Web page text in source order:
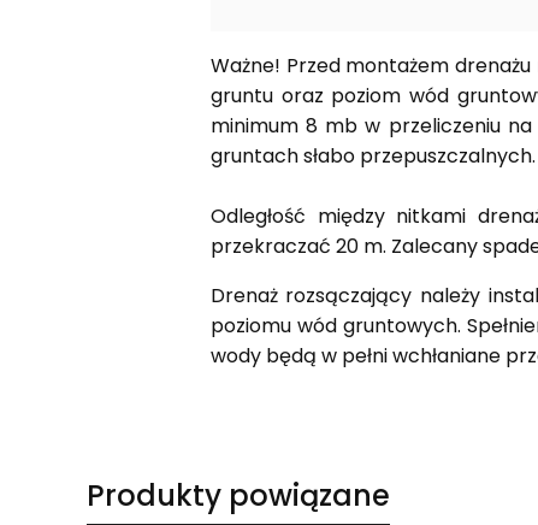
Ważne! Przed montażem
gruntu oraz poziom wód
minimum 8 mb w przeliczeniu
gruntach słabo przepuszczalnych.
Odległość między nitkami
przekraczać 20 m. Zalecany
Drenaż rozsączający należy
poziomu wód gruntowych.
wody będą w pełni wchłaniane
Produkty powiązane